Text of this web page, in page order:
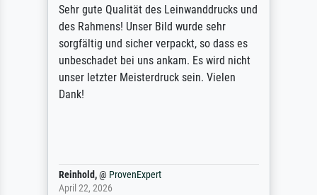
Sehr gute Qualität des Leinwanddrucks und
des Rahmens! Unser Bild wurde sehr
sorgfältig und sicher verpackt, so dass es
unbeschadet bei uns ankam. Es wird nicht
unser letzter Meisterdruck sein. Vielen
Dank!
Reinhold,@ ProvenExpert
April 22, 2026